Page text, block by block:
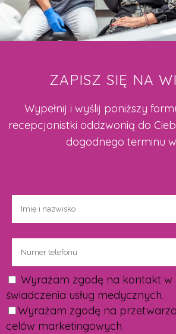
ZAPISZ SIĘ NA
Wypełnij i wyślij poniższy
recepcjonistki oddzwonią do
dogodnego terminu
Wyrażam zgodę na kontakt w
świadczenia usług medycznych.
Wyrażam zgodę na
celów marketingowych.